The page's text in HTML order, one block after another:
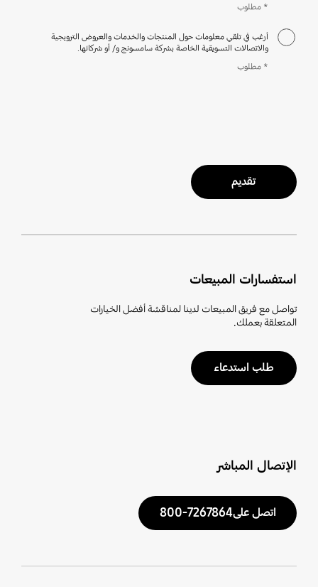
* مطلوب
أرغب في تلقي معلومات حول المنتجات والخدمات والعروض الترويجية
والاتصالات التسويقية الخاصة بشركة سامسونج و/ أو شركائها.
* مطلوب
تقديم
استفسارات المبيعات
تواصل مع فريق المبيعات لدينا لمناقشة أفضل الخيارات
المتعلقة بعملك.
طلب استدعاء
الإتصال المباشر
اتصل على7267864-800